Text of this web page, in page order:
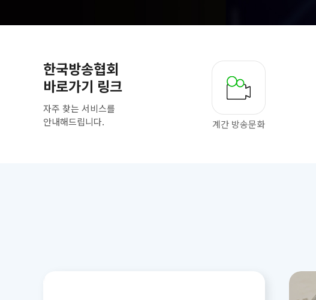
한국방송협회
바로가기 링크
자주 찾는 서비스를
안내해드립니다.
계간 방송문화